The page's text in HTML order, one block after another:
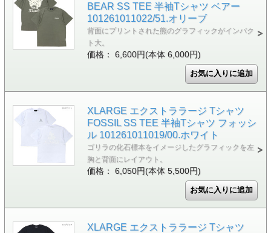
BEAR SS TEE 半袖Tシャツ ベアー
101261011022/51.オリーブ
背面にプリントされた熊のグラフィックがインパク
ト大。
価格： 6,600円(本体 6,000円)
XLARGE エクストララージ Tシャツ
FOSSIL SS TEE 半袖Tシャツ フォッシ
ル 101261011019/00.ホワイト
ゴリラの化石標本をイメージしたグラフィックを左
胸と背面にレイアウト。
価格： 6,050円(本体 5,500円)
XLARGE エクストララージ Tシャツ